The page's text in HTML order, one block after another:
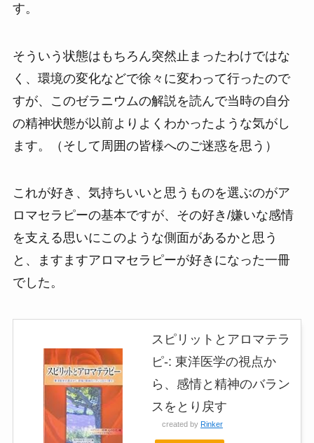
す。
そういう状態はもちろん突然止まったわけではな
く、環境の変化などで徐々に変わって行ったので
すが、このゼラニウムの解説を読んで当時の自分
の精神状態が以前よりよくわかったような気がし
ます。（そして周囲の皆様へのご迷惑を思う）
これが好き、気持ちいいと思うものを選ぶのがア
ロマセラピーの基本ですが、その好き/嫌いな感情
を支える思いにこのような側面があるかと思う
と、ますますアロマセラピーが好きになった一冊
でした。
スピリットとアロマテラ
ピ-: 東洋医学の視点か
ら、感情と精神のバラン
スをとり戻す
created by Rinker